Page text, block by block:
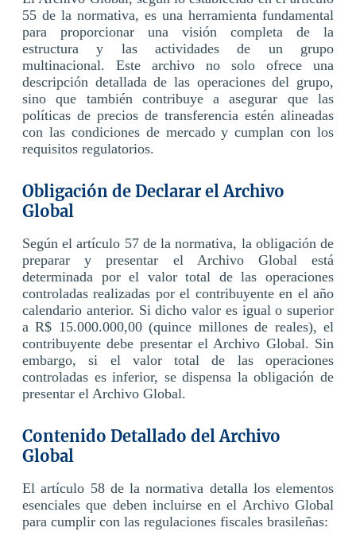
55 de la normativa, es una herramienta fundamental
para proporcionar una visión completa de la
estructura y las actividades de un grupo
multinacional. Este archivo no solo ofrece una
descripción detallada de las operaciones del grupo,
sino que también contribuye a asegurar que las
políticas de precios de transferencia estén alineadas
con las condiciones de mercado y cumplan con los
requisitos regulatorios.
Obligación de Declarar el Archivo
Global
Según el artículo 57 de la normativa, la obligación de
preparar y presentar el Archivo Global está
determinada por el valor total de las operaciones
controladas realizadas por el contribuyente en el año
calendario anterior. Si dicho valor es igual o superior
a R$ 15.000.000,00 (quince millones de reales), el
contribuyente debe presentar el Archivo Global. Sin
embargo, si el valor total de las operaciones
controladas es inferior, se dispensa la obligación de
presentar el Archivo Global.
Contenido Detallado del Archivo
Global
El artículo 58 de la normativa detalla los elementos
esenciales que deben incluirse en el Archivo Global
para cumplir con las regulaciones fiscales brasileñas: